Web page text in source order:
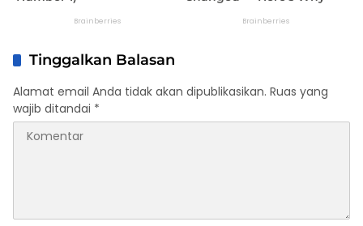
Tinggalkan Balasan
Alamat email Anda tidak akan dipublikasikan. Ruas yang
wajib ditandai *